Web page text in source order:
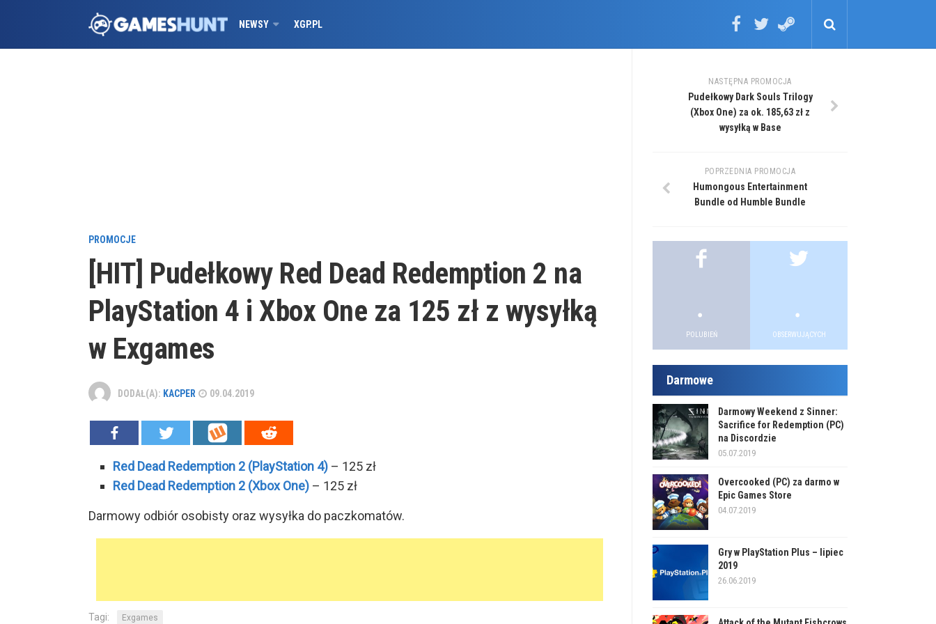
NEWSY XGP.PL
PROMOCJE
[HIT] Pudełkowy Red Dead Redemption 2 na
PlayStation 4 i Xbox One za 125 zł z wysyłką
w Exgames
DODAŁ(A): KACPER 09.04.2019
Red Dead Redemption 2 (PlayStation 4) – 125 zł
Red Dead Redemption 2 (Xbox One) – 125 zł
Darmowy odbiór osobisty oraz wysyłka do paczkomatów.
Tagi: Exgames
NASTĘPNA PROMOCJA
Pudełkowy Dark Souls Trilogy
(Xbox One) za ok. 185,63 zł z
wysyłką w Base
POPRZEDNIA PROMOCJA
Humongous Entertainment
Bundle od Humble Bundle
..
POLUBIEŃ
..
OBSERWUJĄCYCH
Darmowe
Darmowy Weekend z Sinner:
Sacrifice for Redemption (PC)
na Discordzie
05.07.2019
Overcooked (PC) za darmo w
Epic Games Store
04.07.2019
Gry w PlayStation Plus – lipiec
2019
26.06.2019